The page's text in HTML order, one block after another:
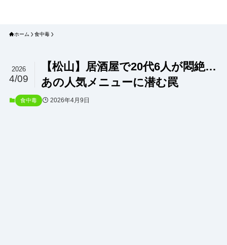
ホーム 食中毒
【松山】居酒屋で20代6人が悶絶…
あの人気メニューに潜む罠
2026
4/09
食中毒 2026年4月9日